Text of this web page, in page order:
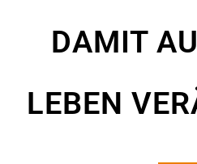
DAMIT
LEBEN